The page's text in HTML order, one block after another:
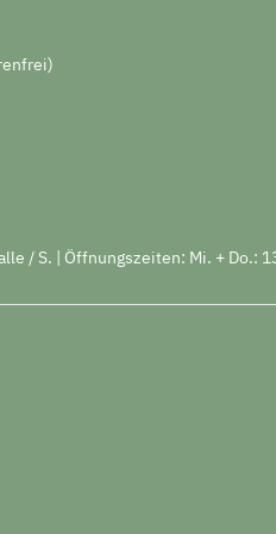
/ S. | Öffnungszeiten: Mi. + Do.: